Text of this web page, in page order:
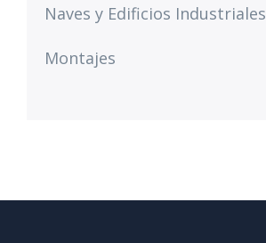
Naves y Edificios Industriales
Montajes